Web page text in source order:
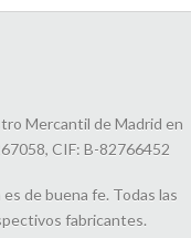
Mercantil de Madrid en
CIF: B-82766452
de buena fe. Todas las
fabricantes.